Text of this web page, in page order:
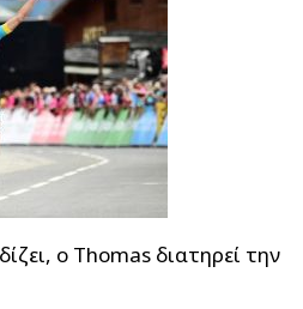
ο Thomas διατηρεί την